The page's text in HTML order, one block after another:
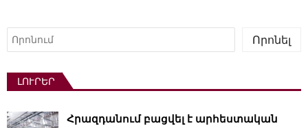
Որոնել
Որոնել
ԼՈՒՐԵՐ
Հրազդանում բացվել է արհեստական ​​